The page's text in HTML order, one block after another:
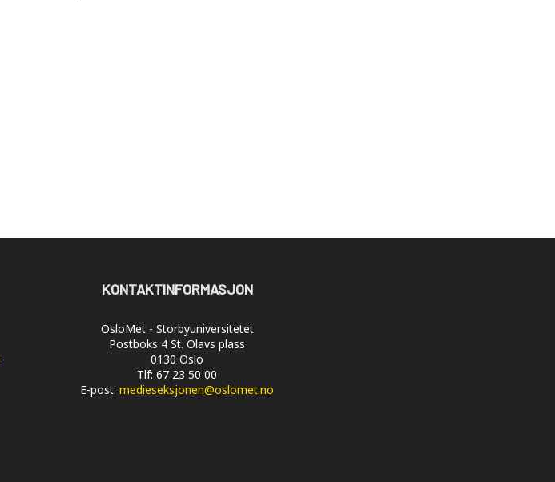
KONTAKTINFORMASJON
OsloMet - Storbyuniversitetet
Postboks 4 St. Olavs plass
0130 Oslo
Tlf: 67 23 50 00
E-post: medieseksjonen@oslomet.no